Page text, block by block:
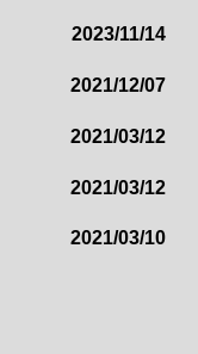
2023/11/14
2021/12/07
2021/03/12
2021/03/12
2021/03/10